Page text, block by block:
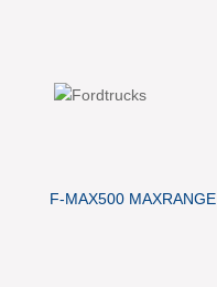
F-MAX500 MAXRANGE